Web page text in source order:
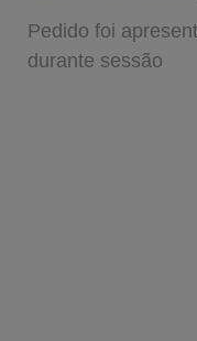
Pedido foi
durante sessão